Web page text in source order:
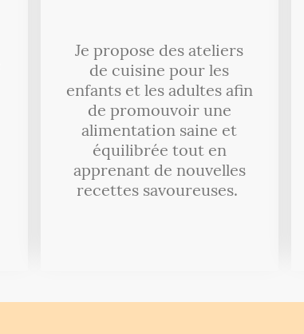
Je propose des ateliers
de cuisine pour les
enfants et les adultes afin
de promouvoir une
alimentation saine et
équilibrée tout en
apprenant de nouvelles
recettes savoureuses.